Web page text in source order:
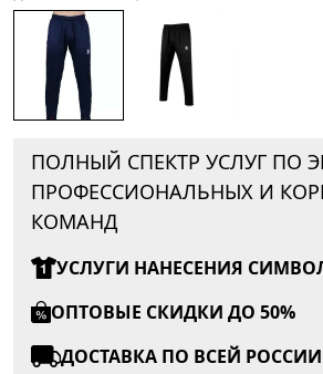
ПОЛНЫЙ СПЕКТР УСЛУГ ПО
ПРОФЕССИОНАЛЬНЫХ И
КОМАНД
УСЛУГИ НАНЕСЕНИЯ
ОПТОВЫЕ СКИДКИ ДО 50%
ДОСТАВКА ПО ВСЕЙ РОССИИ